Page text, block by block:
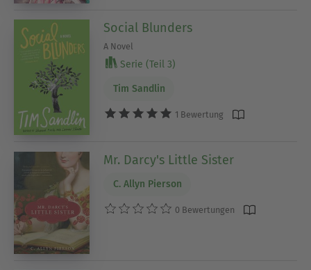
Social Blunders
A Novel
Serie (Teil 3)
Tim Sandlin
1 Bewertung
Mr. Darcy's Little Sister
C. Allyn Pierson
0 Bewertungen